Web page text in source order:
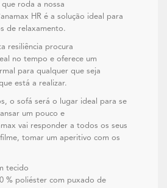
roda a nossa
HR é a solução ideal para
de relaxamento.
resiliência procura
no tempo e oferece um
para qualquer que seja
está a realizar.
o sofá será o lugar ideal para se
um pouco e
vai responder a todos os seus
tomar um aperitivo com os
tecido
% poliéster com puxado de